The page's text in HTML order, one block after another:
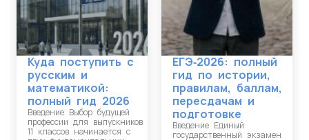
Куда поступить с
русским и
математикой:
полный гид 2026
Введение Выбор будущей
профессии для выпускников
11 классов начинается с
ЕГЭ‑2026: полный
гид по истории,
правилам, баллам,
пересдачам и
подготовке
Введение Единый
государственный экзамен